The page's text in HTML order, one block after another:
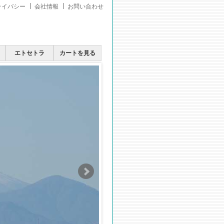
イバシー 会社情報 お問い合わせ
エトセトラ カートを見る